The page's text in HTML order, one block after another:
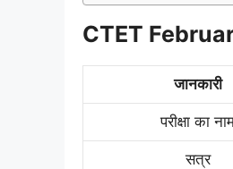
CTET
जानकारी
परीक्षा का
सत्र